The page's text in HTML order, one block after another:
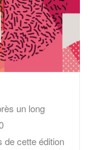
un long
de cette édition